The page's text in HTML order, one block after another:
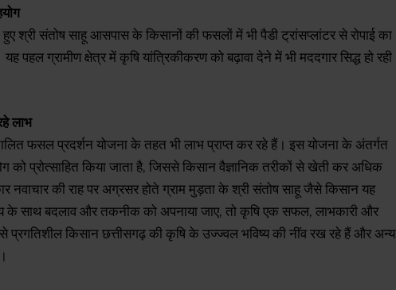
श्री संतोष साहू आसपास के किसानों की फसलों में भी पैडी ट्रांसप्लांटर से रोपाई का
पहल ग्रामीण क्षेत्र में कृषि यांत्रिकीकरण को बढ़ावा देने में भी मददगार सिद्ध हो रही
लाभ
फसल प्रदर्शन योजना के तहत भी लाभ प्राप्त कर रहे हैं। इस योजना के अंतर्गत
प्रोत्साहित किया जाता है, जिससे किसान वैज्ञानिक तरीकों से खेती कर अधिक
नवाचार की राह पर अग्रसर होते ग्राम मुड़ता के श्री संतोष साहू जैसे किसान यह
के साथ बदलाव और तकनीक को अपनाया जाए, तो कृषि एक सफल, लाभकारी और
किसान छत्तीसगढ़ की कृषि के उज्ज्वल भविष्य की नींव रख रहे हैं और अन्य